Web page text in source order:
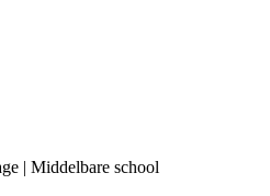
| Middelbare school